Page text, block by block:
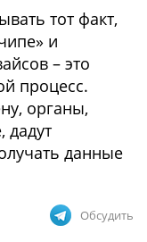
тот факт,
и
– это
процесс.
органы,
дадут
данные
Обсудить